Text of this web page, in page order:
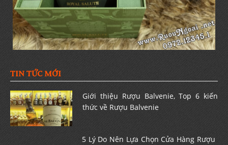
TIN TỨC MỚI
Giới thiệu Rượu Balvenie, Top 6 kiến
thức về Rượu Balvenie
5 Lý Do Nên Lựa Chọn Cửa Hàng Rượu